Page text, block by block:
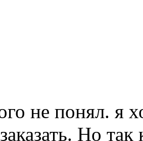
не понял. я
Но